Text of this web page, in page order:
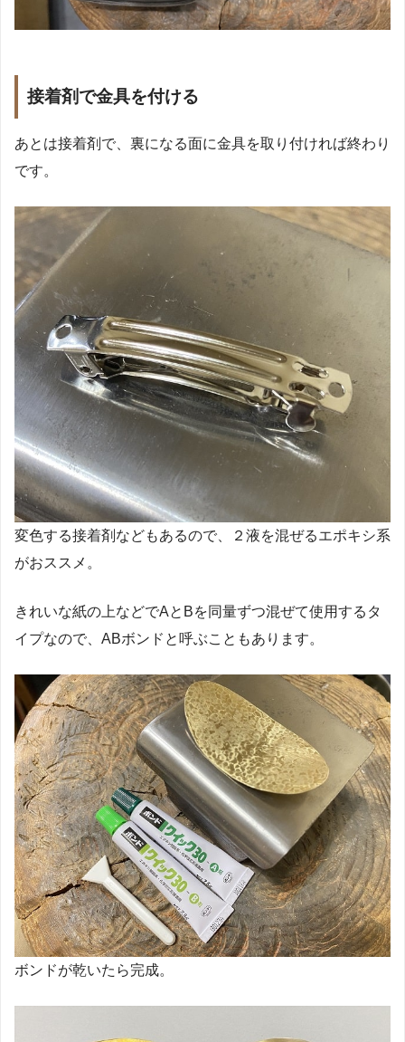
接着剤で金具を付ける
あとは接着剤で、裏になる面に金具を取り付ければ終わり
です。
変色する接着剤などもあるので、２液を混ぜるエポキシ系
がおススメ。
きれいな紙の上などでAとBを同量ずつ混ぜて使用するタ
イプなので、ABボンドと呼ぶこともあります。
ボンドが乾いたら完成。